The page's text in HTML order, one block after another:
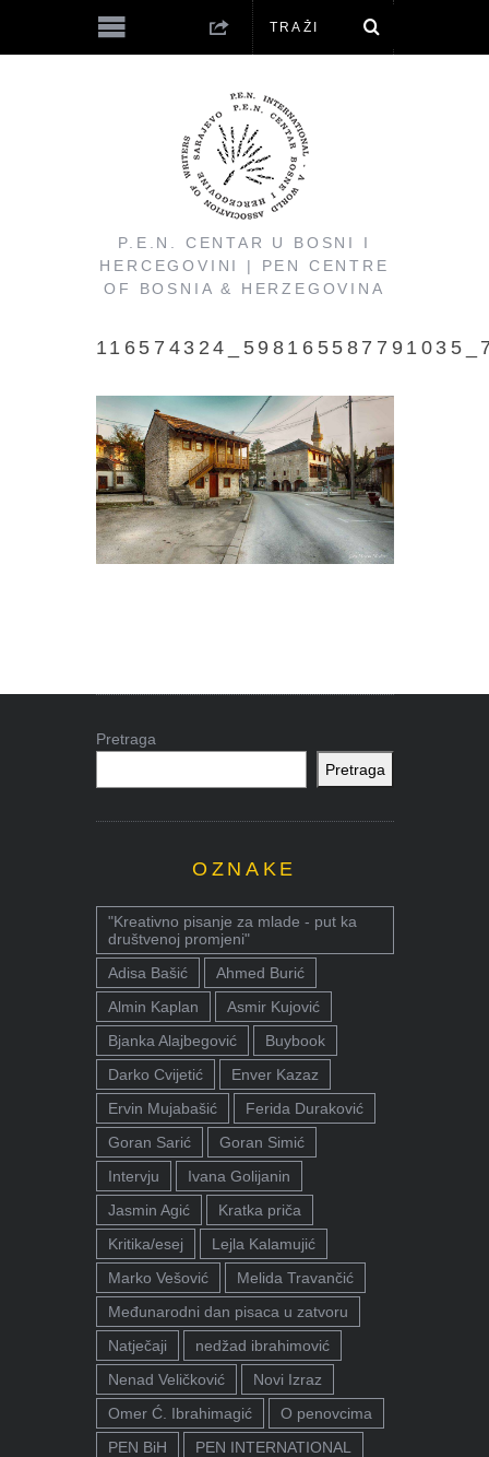
P.E.N. CENTAR U BOSNI I
HERCEGOVINI | PEN CENTRE
OF BOSNIA & HERZEGOVINA
Pretraga
Pretraga
OZNAKE
"Kreativno pisanje za mlade - put ka
društvenoj promjeni"
Adisa Bašić
Ahmed Burić
Almin Kaplan
Asmir Kujović
Bjanka Alajbegović
Buybook
Darko Cvijetić
Enver Kazaz
Ervin Mujabašić
Ferida Duraković
Goran Sarić
Goran Simić
Intervju
Ivana Golijanin
Jasmin Agić
Kratka priča
Kritika/esej
Lejla Kalamujić
Marko Vešović
Melida Travančić
Međunarodni dan pisaca u zatvoru
Natječaji
nedžad ibrahimović
Nenad Veličković
Novi Izraz
Omer Ć. Ibrahimagić
O penovcima
PEN BiH
PEN INTERNATIONAL